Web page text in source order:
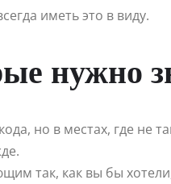
иметь это в виду.
нужно
но в местах, где не
так, как вы бы